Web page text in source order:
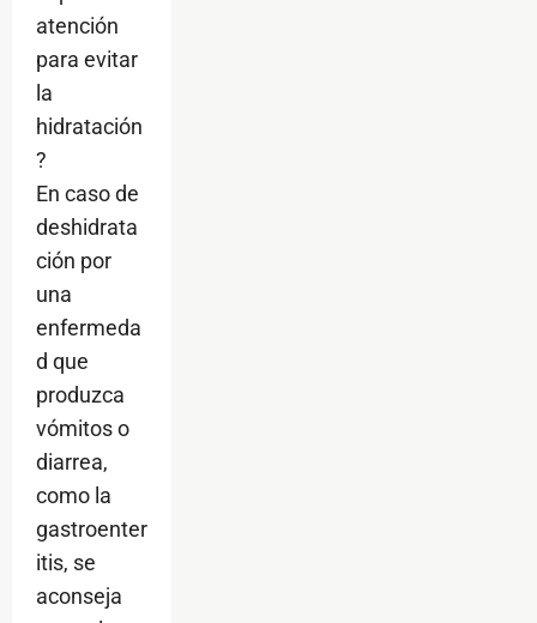
atención
para evitar
la
hidratación
?
En caso de
deshidrata
ción por
una
enfermeda
d que
produzca
vómitos o
diarrea,
como la
gastroenter
itis, se
aconseja